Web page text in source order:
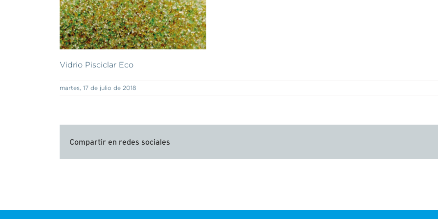
Vidrio Pisciclar Eco
martes, 17 de julio de 2018
Compartir en redes sociales